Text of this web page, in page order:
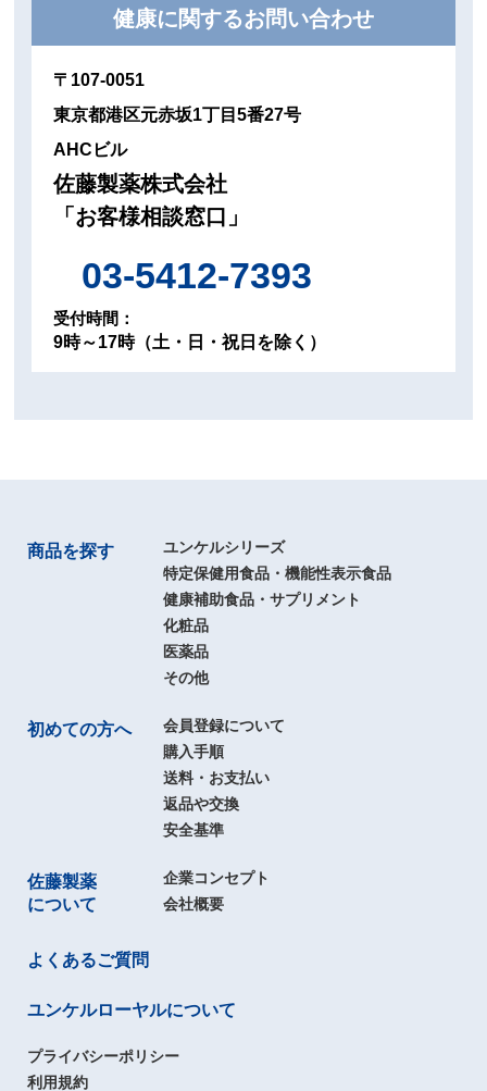
健康に関するお問い合わせ
〒107-0051
東京都港区元赤坂1丁目5番27号
AHCビル
佐藤製薬株式会社
「お客様相談窓口」
03-5412-7393
受付時間：
9時～17時（土・日・祝日を除く）
商品を探す
ユンケルシリーズ
特定保健用食品・機能性表示食品
健康補助食品・サプリメント
化粧品
医薬品
その他
初めての方へ
会員登録について
購入手順
送料・お支払い
返品や交換
安全基準
佐藤製薬
について
企業コンセプト
会社概要
よくあるご質問
ユンケルローヤルについて
プライバシーポリシー
利用規約